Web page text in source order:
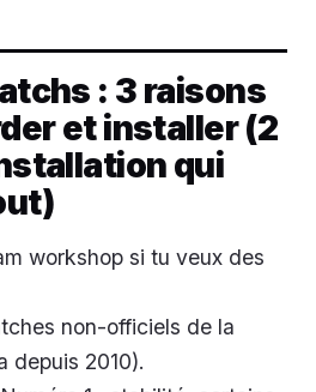
: 3 raisons
et installer (2
qui
workshop si tu veux des
non-officiels de la
depuis 2010).